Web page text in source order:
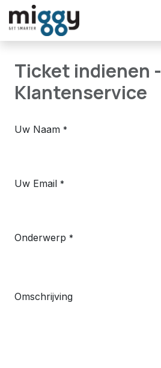
Overslaan naar inhoud
Ticket indienen -
Klantenservice
Uw Naam *
Uw Email *
Onderwerp *
Omschrijving